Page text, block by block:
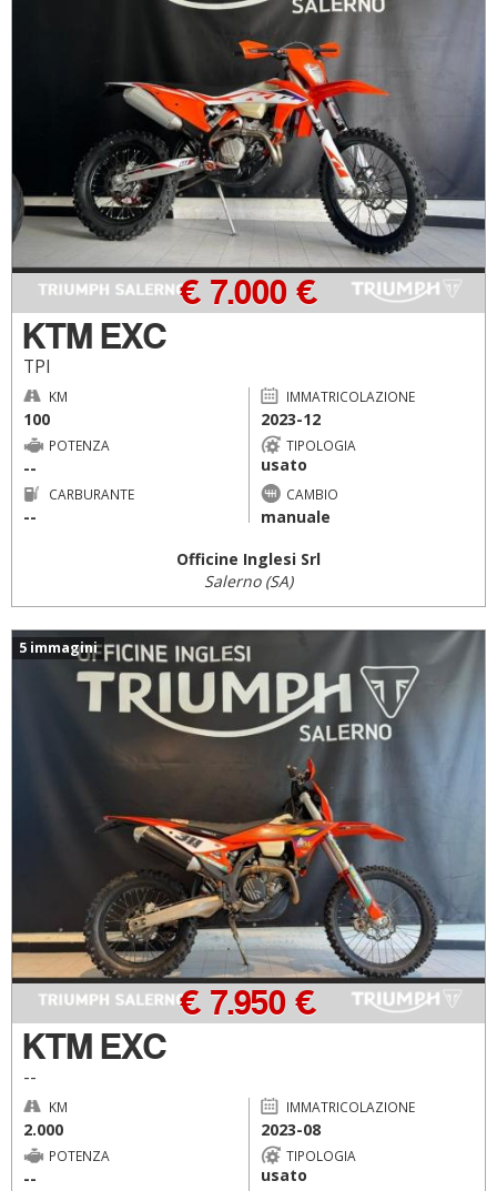
KTM EXC
TPI
€ 7.000 €
KM
100
IMMATRICOLAZIONE
2023-12
POTENZA
--
TIPOLOGIA
usato
CARBURANTE
--
CAMBIO
manuale
Officine Inglesi Srl
Salerno (SA)
5 immagini
KTM EXC
--
€ 7.950 €
KM
2.000
IMMATRICOLAZIONE
2023-08
POTENZA
--
TIPOLOGIA
usato